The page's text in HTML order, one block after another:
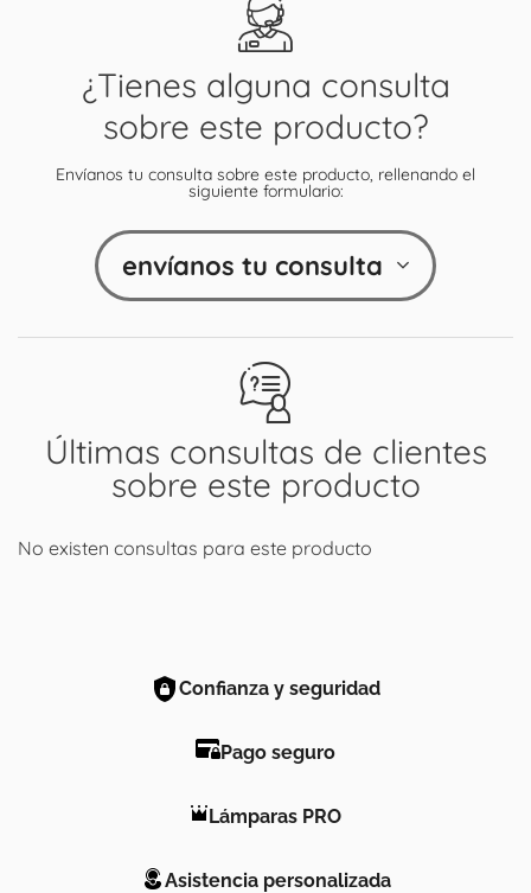
Últimas consultas de clientes
sobre este producto
No existen consultas para este producto
¿Tienes alguna consulta
sobre este producto?
Envíanos tu consulta sobre este producto, rellenando el
siguiente formulario:
envíanos tu consulta
Confianza y seguridad
Pago seguro
Lámparas PRO
Asistencia personalizada